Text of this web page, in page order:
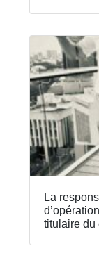
La
titulaire du